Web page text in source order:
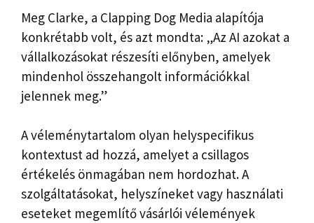
Meg Clarke, a Clapping Dog Media alapítója
konkrétabb volt, és azt mondta: „Az AI azokat a
vállalkozásokat részesíti előnyben, amelyek
mindenhol összehangolt információkkal
jelennek meg.”
A véleménytartalom olyan helyspecifikus
kontextust ad hozzá, amelyet a csillagos
értékelés önmagában nem hordozhat. A
szolgáltatásokat, helyszíneket vagy használati
eseteket megemlítő vásárlói vélemények